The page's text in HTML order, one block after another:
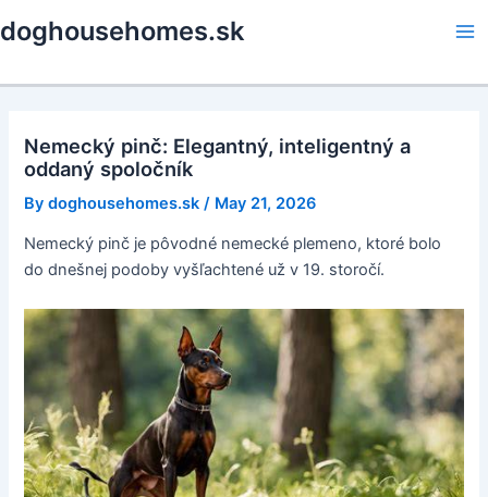
to
doghousehomes.sk
Nemecký pinč: Elegantný, inteligentný a
oddaný spoločník
Bydoghousehomes.sk / May 21, 2026
Nemecký pinč je pôvodné nemecké plemeno, ktoré bolo
do dnešnej podoby vyšľachtené už v 19. storočí.